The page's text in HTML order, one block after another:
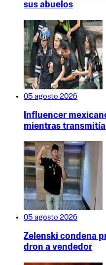
sus abuelos
05 agosto 2026
Influencer
mientras
05 agosto 2026
Zelenski condena
dron a vendedor